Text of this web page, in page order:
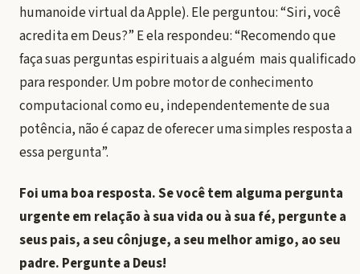
humanoide virtual da Apple). Ele perguntou: “Siri, você
acredita em Deus?” E ela respondeu: “Recomendo que
faça suas perguntas espirituais a alguém mais qualificado
para responder. Um pobre motor de conhecimento
computacional como eu, independentemente de sua
potência, não é capaz de oferecer uma simples resposta a
essa pergunta”.
Foi uma boa resposta. Se você tem alguma pergunta
urgente em relação à sua vida ou à sua fé, pergunte a
seus pais, a seu cônjuge, a seu melhor amigo, ao seu
padre. Pergunte a Deus!